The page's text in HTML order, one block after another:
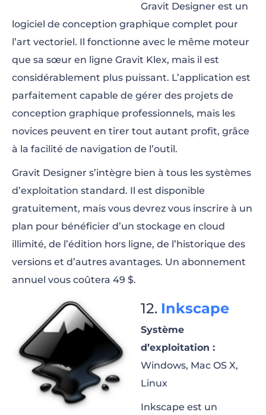
Gravit Designer est un
logiciel de conception graphique complet pour
l’art vectoriel. Il fonctionne avec le même moteur
que sa sœur en ligne Gravit Klex, mais il est
considérablement plus puissant. L’application est
parfaitement capable de gérer des projets de
conception graphique professionnels, mais les
novices peuvent en tirer tout autant profit, grâce
à la facilité de navigation de l’outil.
Gravit Designer s’intègre bien à tous les systèmes
d’exploitation standard. Il est disponible
gratuitement, mais vous devrez vous inscrire à un
plan pour bénéficier d’un stockage en cloud
illimité, de l’édition hors ligne, de l’historique des
versions et d’autres avantages. Un abonnement
annuel vous coûtera 49 $.
Inkscape
Système
d’exploitation :
Windows, Mac OS X,
Linux
Inkscape est un